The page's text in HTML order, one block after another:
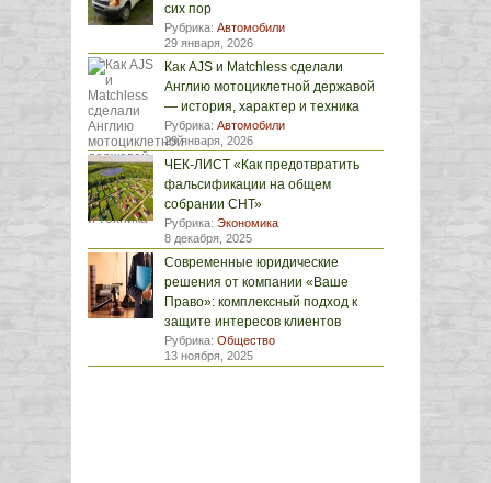
сих пор
Рубрика: Автомобили
29 января, 2026
Как AJS и Matchless сделали
Англию мотоциклетной державой
— история, характер и техника
Рубрика: Автомобили
29 января, 2026
ЧЕК-ЛИСТ «Как предотвратить
фальсификации на общем
собрании СНТ»
Рубрика: Экономика
8 декабря, 2025
Современные юридические
решения от компании «Ваше
Право»: комплексный подход к
защите интересов клиентов
Рубрика: Общество
13 ноября, 2025